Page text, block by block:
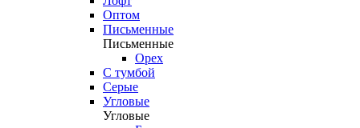
Оптом
Письменные
Письменные
Орех
С тумбой
Серые
Угловые
Угловые